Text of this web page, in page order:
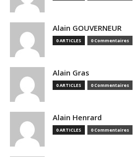
Alain GOUVERNEUR
0 ARTICLES 0 Commentaires
Alain Gras
0 ARTICLES 0 Commentaires
Alain Henrard
0 ARTICLES 0 Commentaires